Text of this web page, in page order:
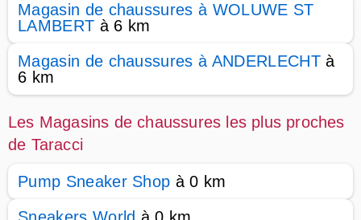
Magasin de chaussures à WOLUWE ST
LAMBERT à 6 km
Magasin de chaussures à ANDERLECHTà
6 km
Les Magasins de chaussures les plus proches
de Taracci
Pump Sneaker Shop à 0 km